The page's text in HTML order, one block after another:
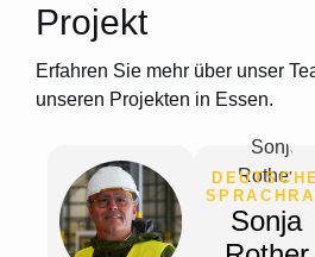
Projekt
Erfahren Sie mehr über unser
unseren Projekten in Essen.
DEUTSCHE
Sonja